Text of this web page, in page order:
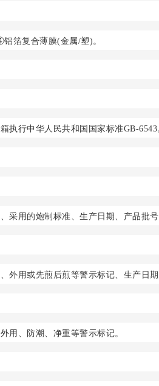
箔复合薄膜(金属/塑)。
行中华人民共和国国家标准GB-6543
用的炮制标准、生产日期、产品批
外用或先煎后煎等警示标记、生产日期
用、防潮、净重等警示标记。